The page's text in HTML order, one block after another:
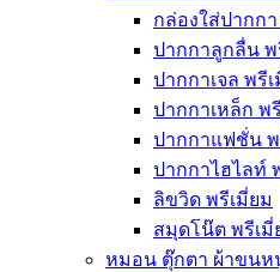
กล่องใส่ปากก
ปากกาลูกลื่น พ
ปากกาเจล พรี
ปากกาเหล็ก พ
ปากกาแฟชั่น พ
ปากกาไฮไลท์
ลิขวิด พรีเมี่ยม
สมุดโน๊ต พรีเมี่
หมอน ตุ๊กตา ผ้าขนห